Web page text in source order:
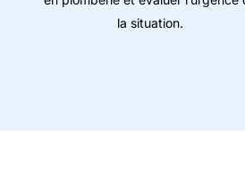
la situation.